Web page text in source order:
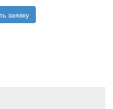
заявку